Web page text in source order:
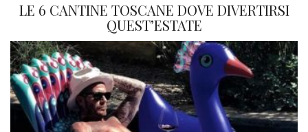
LE 6 CANTINE TOSCANE DOVE DIVERTIRSI
QUEST’ESTATE